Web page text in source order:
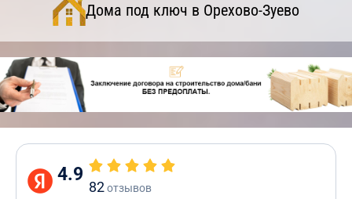
Дома под ключ в Орехово-Зуево
4.9
82отзывов